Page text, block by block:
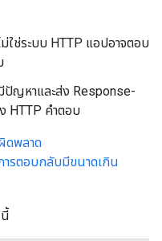
ใช่ระบบ HTTP แอปอาจตอบ
ปัญหาและส่ง Response-
HTTP คำตอบ
ดพลาด
ารตอบกลับมีขนาดเกิน